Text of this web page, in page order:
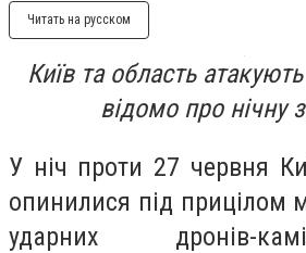
Читать на русском
Київ та область
відомо про нічну
У ніч проти 27 червня
опинилися під прицілом
ударних дронів-